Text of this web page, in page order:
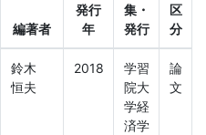
編著者
発行
年
集・
発行
区
分
鈴木
恒夫
2018
学習
院大
学経
済学
論
文